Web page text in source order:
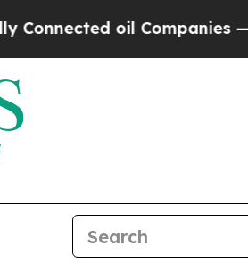
— not Taxpayers